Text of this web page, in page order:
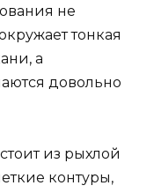
не
тонкая
а
довольно
из рыхлой
контуры,